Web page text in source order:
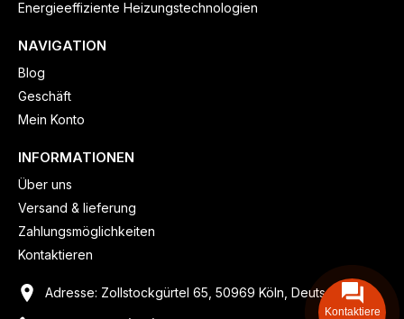
Energieeffiziente Heizungstechnologien
NAVIGATION
Blog
Geschäft
Mein Konto
INFORMATIONEN
Über uns
Versand & lieferung
Zahlungsmöglichkeiten
Kontaktieren
Adresse: Zollstockgürtel 65, 50969 Köln, Deutschland
Kontaktiere